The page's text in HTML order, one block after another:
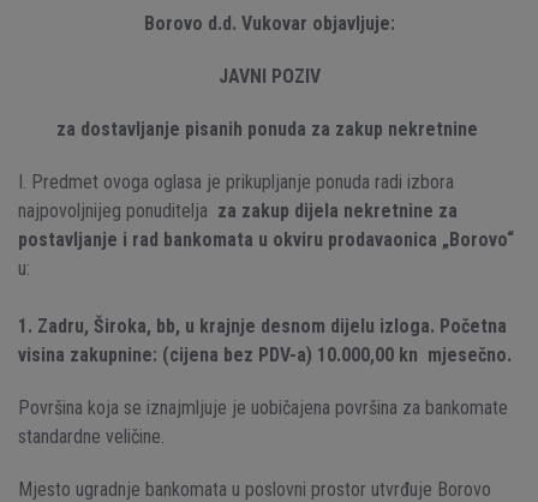
Borovo d.d. Vukovar objavljuje:
JAVNI POZIV
za dostavljanje pisanih ponuda za zakup nekretnine
I. Predmet ovoga oglasa je prikupljanje ponuda radi izbora
najpovoljnijeg ponuditelja za zakup dijela nekretnine za
postavljanje i rad bankomata u okviru prodavaonica „Borovo“
u:
1. Zadru, Široka, bb, u krajnje desnom dijelu izloga. Početna
visina zakupnine: (cijena bez PDV-a) 10.000,00 kn mjesečno.
Površina koja se iznajmljuje je uobičajena površina za bankomate
standardne veličine.
Mjesto ugradnje bankomata u poslovni prostor utvrđuje Borovo